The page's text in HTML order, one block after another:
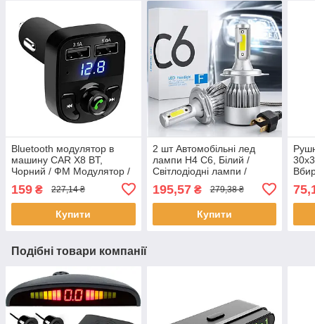
Bluetooth модулятор в
машину CAR X8 BT,
Чорний / ФМ Модулятор /
ФМ Трансмітер з блютуз /
Блютуз модулятор
159 ₴ 227,14 ₴
Купити
2 шт Автомобільні лед
лампи H4 C6, Білий /
Світлодіодні лампи /
для авто
195,57₴ 279,38 ₴
Купити
Подібні товари компанії